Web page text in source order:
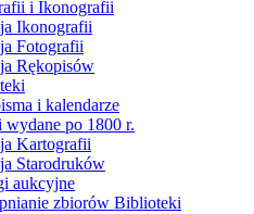
i Ikonografii
Ikonografii
Fotografii
Rękopisów
i kalendarze
wydane po 1800 r.
Kartografii
Starodruków
aukcyjne
zbiorów Biblioteki